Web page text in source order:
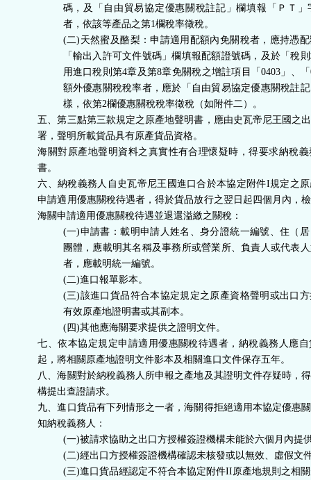
碼，及「自由貿易協定優惠關稅註記」欄填報「ＰＴ
者，依該等產品之第1欄稅率徵稅。
(二)天然蜜及酪梨：申請適用配額內免關稅者，應持憑
「輸出入許可文件號碼」欄填報配額證號碼，及於「稅
用進口稅則第4章及第8章免關稅之增註項目「0403」、
額外優惠關稅稅率者，應於「自由貿易協定優惠關稅註
樣，依第2欄優惠關稅稅率徵稅（如附件二）。
五、第三點第三款規定之原產地聲明書，應由史瓦帝尼王國之
署，聲明所載貨品具有原產貨品資格。
海關對原產地聲明資料之真實性有合理懷疑時，得要求納稅
書。
六、納稅義務人自史瓦帝尼王國進口合於本協定附件I規定之
申請適用優惠關稅待遇者，得於貨品放行之翌日起四個月內，
海關申請適用優惠關稅待遇並退還溢繳之關稅：
(一)申請書：載明申請人姓名、身分證統一編號、住（
團體，應載明其名稱及事務所或營業所、負責人或代表
者，應載明統一編號。
(二)進口報單影本。
(三)該進口貨品符合本協定規定之原產資格聲明或出口
有效原產地證明書或其副本。
(四)其他應海關要求提供之證明文件。
七、依本協定規定申請適用優惠關稅待遇者，納稅義務人應
起，將相關原產地證明文件影本及相關進口文件保存五年。
八、海關對於納稅義務人所申報之產地及其證明文件存疑時，
構提出查證請求。
九、進口貨品有下列情形之一者，海關得拒絕適用本協定優惠
知納稅義務人：
(一)被請求協助之出口方授權簽證機構未能於六個月內提
(二)經出口方授權簽證機構確認未核發或以無效、虛假文
(三)進口貨品經認定不符合本協定附件II原產地規則之相